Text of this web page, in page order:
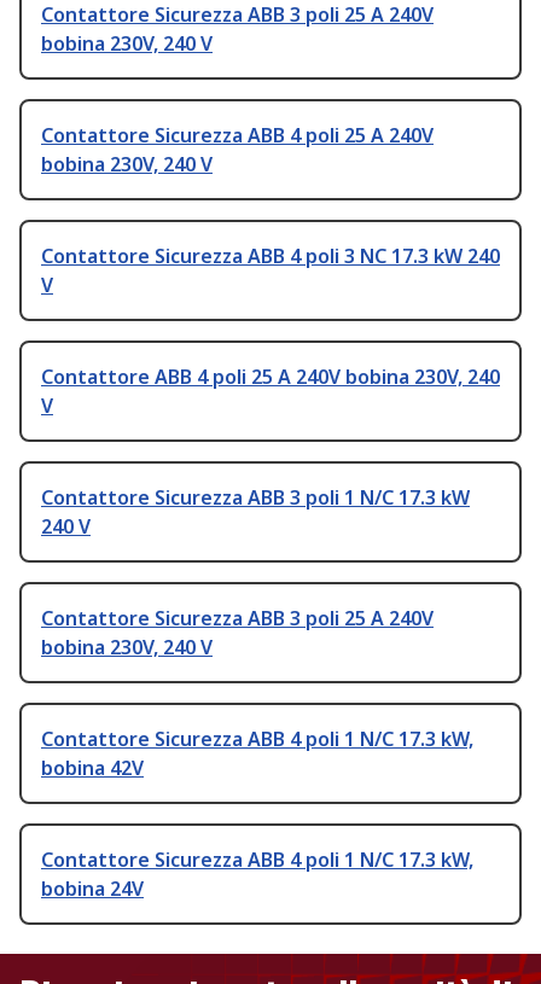
Contattore Sicurezza ABB 3 poli 25 A 240V
bobina 230V, 240 V
Contattore Sicurezza ABB 4 poli 25 A 240V
bobina 230V, 240 V
Contattore Sicurezza ABB 4 poli 3 NC 17.3 kW 240
V
Contattore ABB 4 poli 25 A 240V bobina 230V, 240
V
Contattore Sicurezza ABB 3 poli 1 N/C 17.3 kW
240 V
Contattore Sicurezza ABB 3 poli 25 A 240V
bobina 230V, 240 V
Contattore Sicurezza ABB 4 poli 1 N/C 17.3 kW,
bobina 42V
Contattore Sicurezza ABB 4 poli 1 N/C 17.3 kW,
bobina 24V